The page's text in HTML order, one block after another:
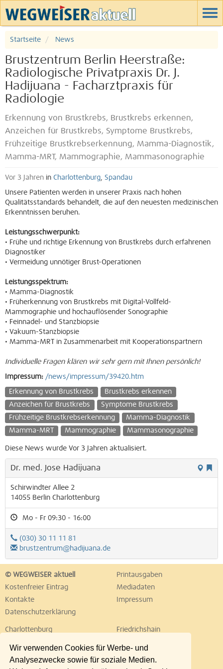
Wir verwenden Cookies für Werbe- und
Analysezwecke sowie für soziale Medien.
Startseite News
Brustzentrum Berlin Heerstraße:
Radiologische Privatpraxis Dr. J.
Hadijuana - Facharztpraxis für
Radiologie
Erkennung von Brustkrebs, Brustkrebs erkennen,
Anzeichen für Brustkrebs, Symptome Brustkrebs,
Frühzeitige Brustkrebserkennung, Mamma-Diagnostik,
Mamma-MRT, Mammographie, Mammasonographie
Vor 3 Jahren in Charlottenburg, Spandau
Unsere Patienten werden in unserer Praxis nach hohen
Qualitätsstandards behandelt, die auf den neuesten medizinischen
Erkenntnissen beruhen.
Leistungsschwerpunkt:
• Frühe und richtige Erkennung von Brustkrebs durch erfahrenen
Diagnostiker
• Vermeidung unnötiger Brust-Operationen
Leistungsspektrum:
• Mamma-Diagnostik
• Früherkennung von Brustkrebs mit Digital-Vollfeld-
Mammographie und hochauflösender Sonographie
• Feinnadel- und Stanzbiopsie
• Vakuum-Stanzbiopsie
• Mamma-MRT in Zusammenarbeit mit Kooperationspartnern
Individuelle Fragen klären wir sehr gern mit Ihnen persönlich!
Impressum: /news/impressum/39420.htm
Erkennung von Brustkrebs
Brustkrebs erkennen
Anzeichen für Brustkrebs
Symptome Brustkrebs
Frühzeitige Brustkrebserkennung
Mamma-Diagnostik
Mamma-MRT
Mammographie Mammasonographie
Diese News wurde Vor 3 Jahren aktualisiert.
Dr. med. Jose Hadijuana
Schirwindter Allee 2
14055 Berlin Charlottenburg
Mo - Fr 09:30 - 16:00
(030) 30 11 11 81
brustzentrum@hadijuana.de
© WEGWEISER aktuell
Printausgaben
Kostenfreier Eintrag
Mediadaten
Kontakte
Impressum
Datenschutzerklärung
Charlottenburg
Friedrichshain
Lichtenberg
Marzahn